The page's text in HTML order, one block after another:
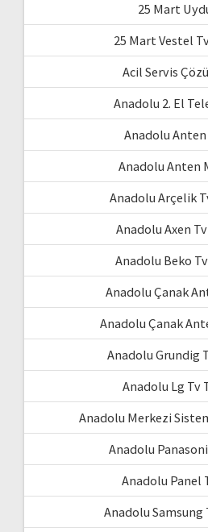
25 Mart
25 Mart Vestel
Acil Servis
Anadolu 2. El
Anadolu Anten
Anadolu Anten
Anadolu Arçelik
Anadolu Axen
Anadolu Beko
Anadolu Çanak
Anadolu Çanak
Anadolu Grundig
Anadolu Lg Tv
Anadolu Merkezi
Anadolu
Anadolu Panel
Anadolu Samsung